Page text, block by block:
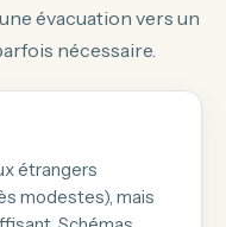
évacuation vers un
nécessaire.
étrangers
modestes), mais